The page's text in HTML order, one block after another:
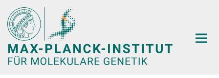
Hauptinhalt